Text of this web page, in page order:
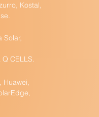
Kostal,
e.
Solar,
CELLS.
Huawei,